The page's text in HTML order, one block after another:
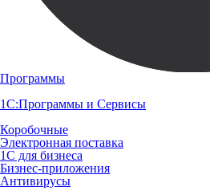
Программы
1С:Программы и Сервисы
Коробочные
Электронная поставка
1С для бизнеса
Бизнес-приложения
Антивирусы